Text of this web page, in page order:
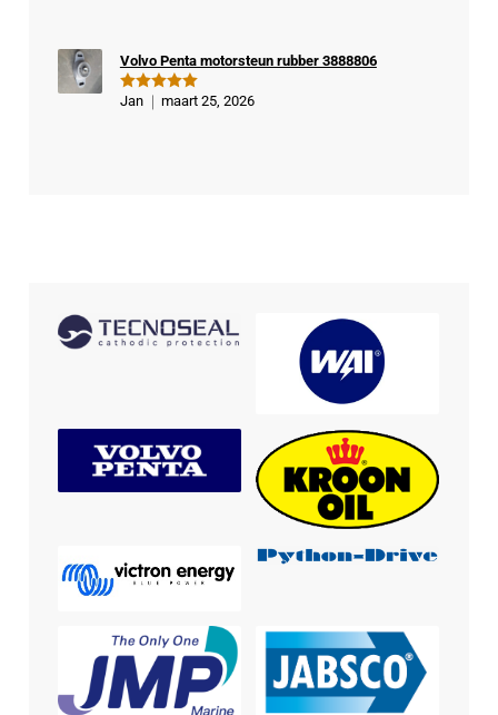
Gewaardeer
Volvo Penta motorsteun rubber 3888806
Jan maart 25, 2026